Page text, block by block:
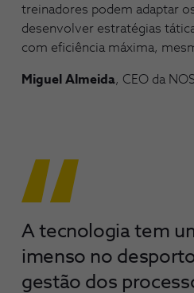
treinadores podem adaptar
desenvolver estratégias
com eficiência máxima,
Miguel Almeida, CEO da
A tecnologia tem
imenso no
gestão dos